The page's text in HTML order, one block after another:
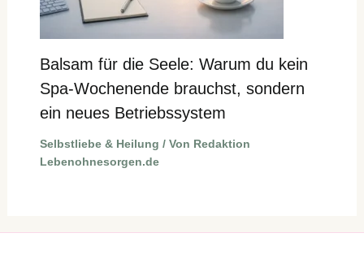
Balsam für die Seele: Warum du kein
Spa-Wochenende brauchst, sondern
ein neues Betriebssystem
Selbstliebe & Heilung / Von Redaktion
Lebenohnesorgen.de